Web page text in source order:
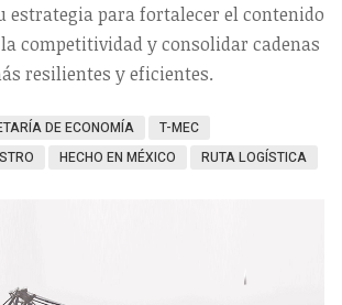
estrategia para fortalecer el contenido
competitividad y consolidar cadenas
resilientes y eficientes.
DE ECONOMÍA
T-MEC
HECHO EN MÉXICO RUTA LOGÍSTICA